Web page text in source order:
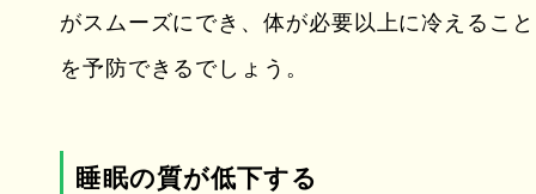
がスムーズにでき、体が必要以上に冷えること
を予防できるでしょう。
睡眠の質が低下する